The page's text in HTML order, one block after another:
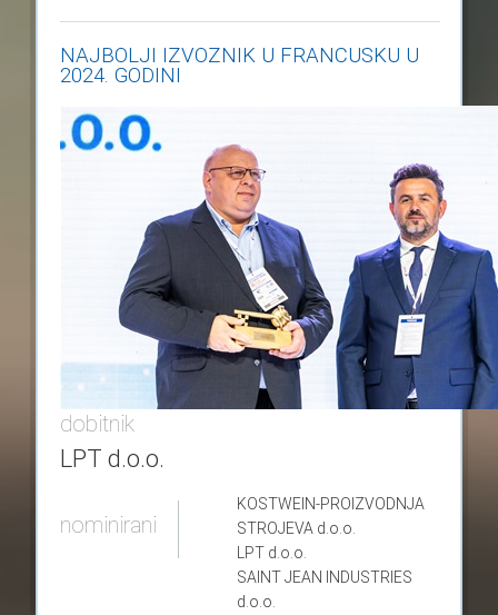
NAJBOLJI IZVOZNIK U FRANCUSKU U
2024. GODINI
dobitnik
LPT d.o.o.
nominirani
KOSTWEIN-PROIZVODNJA
STROJEVA d.o.o.
LPT d.o.o.
SAINT JEAN INDUSTRIES
d.o.o.